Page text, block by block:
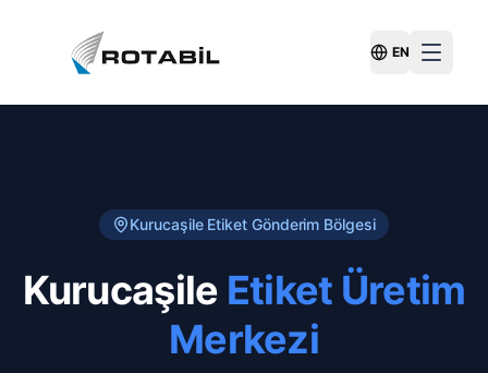
Switch
EN
Kurucaşile Etiket Gönderim Bölgesi
Kurucaşile Etiket Üretim
Merkezi